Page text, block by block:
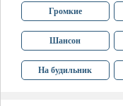
Громкие
Шансон
На будильник